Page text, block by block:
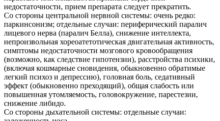
недостаточности, прием препарата следует прекратить.
Со стороны центральной нервной системы: очень редко:
паркинсонизм; отдельные случаи: периферический паралич
лицевого нерва (паралич Белла), снижение интеллекта,
непроизвольная хореоатетотическая двигательная активность,
симптомы недостаточности мозгового кровообращения
(возможно, как следствие гипотензии), расстройства психики,
(включая кошмарные сновидения, обыкновенно обратимые
легкий психоз и депрессию), головная боль, седативный
эффект (обыкновенно преходящий), общая слабость или
повышенная утомляемость, головокружение, парестезии,
снижение либидо.
Со стороны дыхательной системы: отдельные случаи: